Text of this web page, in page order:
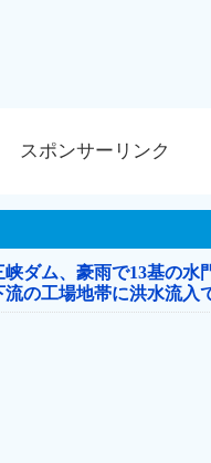
スポンサーリンク
峡ダム、豪雨で13基の水
の工場地帯に洪水流入